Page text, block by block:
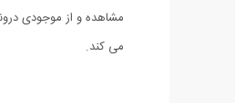
مشاهده و از موجودی
می کند.